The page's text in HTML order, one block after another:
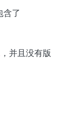
含了
，并且没有版